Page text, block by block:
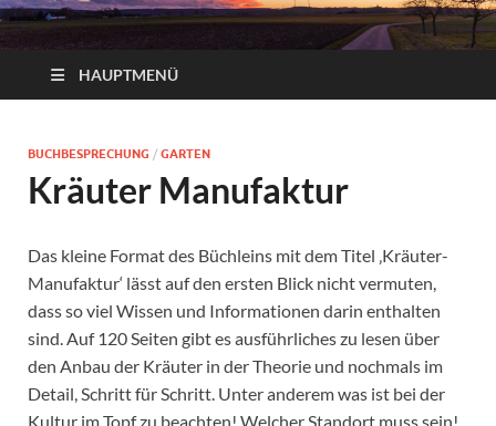
HAUPTMENÜ
BUCHBESPRECHUNG / GARTEN
Kräuter Manufaktur
Das kleine Format des Büchleins mit dem Titel ‚Kräuter-
Manufaktur‘ lässt auf den ersten Blick nicht vermuten,
dass so viel Wissen und Informationen darin enthalten
sind. Auf 120 Seiten gibt es ausführliches zu lesen über
den Anbau der Kräuter in der Theorie und nochmals im
Detail, Schritt für Schritt. Unter anderem was ist bei der
Kultur im Topf zu beachten! Welcher Standort muss sein!